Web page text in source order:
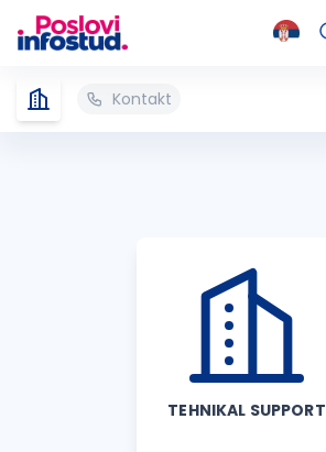
Kontakt
TEHNIKAL SUPPORT